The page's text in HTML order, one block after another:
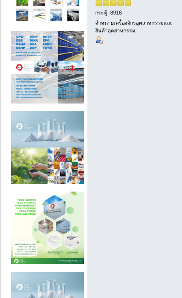
กระทู้: 8916
จำหน่ายเครื่องจักรอุตสาหกรรมและ
สินค้าอุตสาหกรรม